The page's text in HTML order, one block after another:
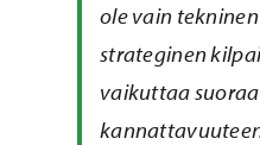
ole vain tekninen
strateginen
vaikuttaa